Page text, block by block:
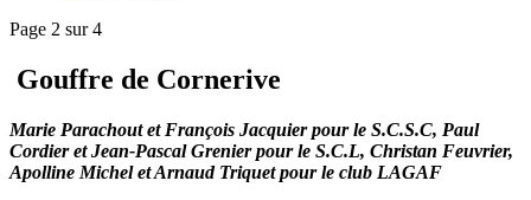
Page 2 sur 4
Gouffre de Cornerive
Marie Parachout et François Jacquier pour le S.C.S.C, Paul
Cordier et Jean-Pascal Grenier pour le S.C.L, Christan Feuvrier,
Apolline Michel et Arnaud Triquet pour le club LAGAF